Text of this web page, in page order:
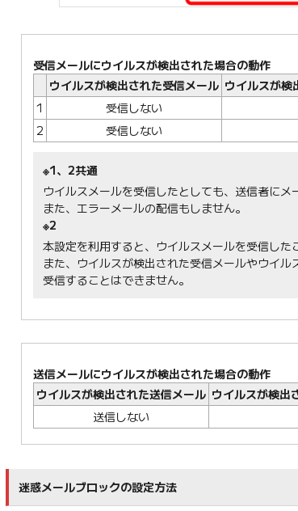
受信メールにウイルスが検出された場合の動作
ウイルスが検出された受信メール ウイルスが検
1
受信しない
2
受信しない
※1、2共通
ウイルスメールを受信したとしても、送信者にメ
また、エラーメールの配信もしません。
※2
本設定を利用すると、ウイルスメールを受信した
また、ウイルスが検出された受信メールやウイ
受信することはできません。
送信メールにウイルスが検出された場合の動作
ウイルスが検出された送信メール ウイルスが検出
送信しない
迷惑メールブロックの設定方法